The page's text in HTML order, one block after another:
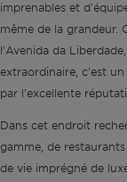
imprenables et
même de la grandeur.
l'Avenida da
extraordinaire, c'est
par l'excellente
Dans cet endroit
gamme, de
de vie imprégné de